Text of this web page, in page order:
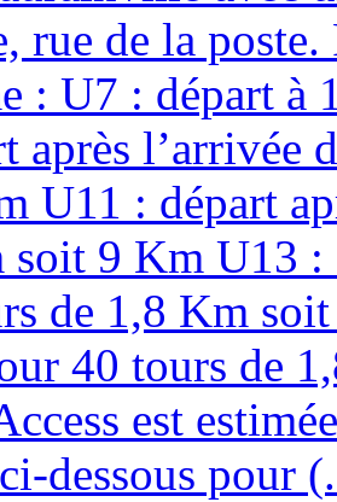
rue de la
: U7 : départ à
après l’arrivée
U11 : départ
9 Km U13 :
de 1,8 Km
40 tours de
est
dessous pour